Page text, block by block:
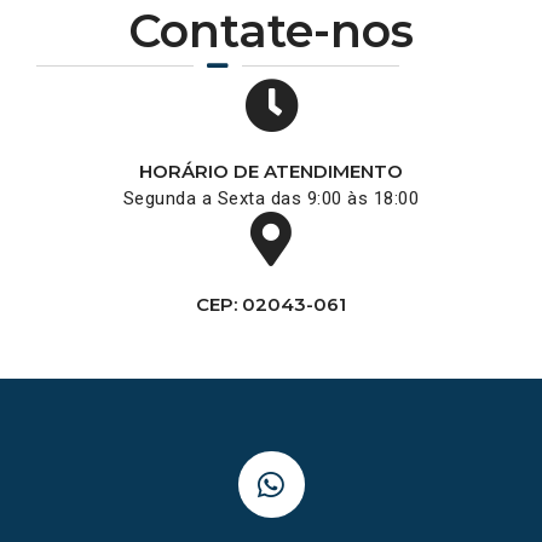
Contate-nos
HORÁRIO DE ATENDIMENTO
Segunda a Sexta das 9:00 às 18:00
CEP: 02043-061